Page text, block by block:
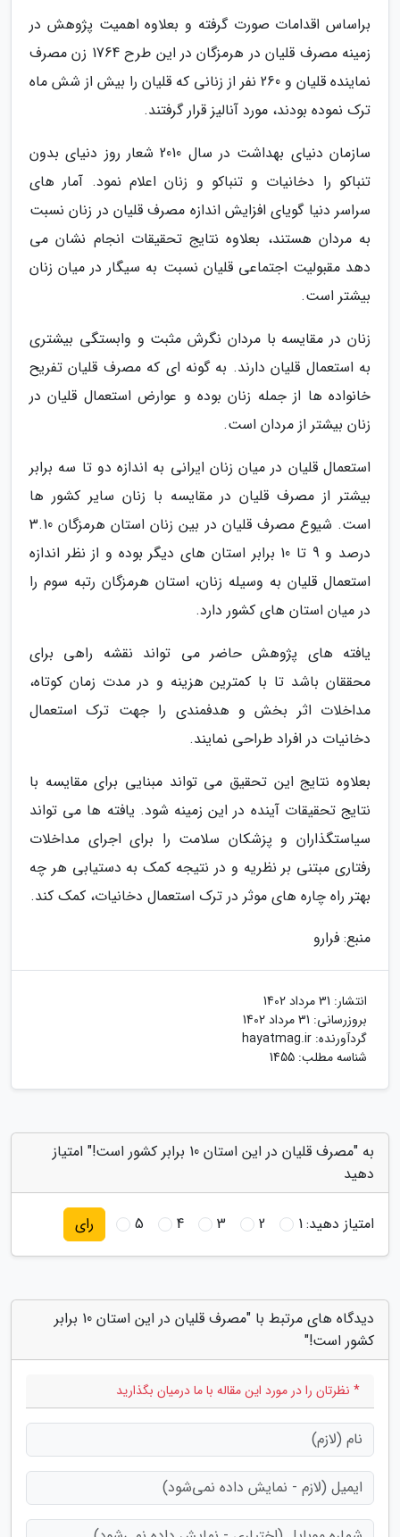
براساس اقدامات صورت گرفته و بعلاوه اهمیت پژوهش در
زمینه مصرف قلیان در هرمزگان در این طرح 1764 زن مصرف
نماینده قلیان و 260 نفر از زنانی که قلیان را بیش از شش ماه
ترک نموده بودند، مورد آنالیز قرار گرفتند.
سازمان دنیای بهداشت در سال 2010 شعار روز دنیای بدون
تنباکو را دخانیات و تنباکو و زنان اعلام نمود. آمار های
سراسر دنیا گویای افزایش اندازه مصرف قلیان در زنان نسبت
به مردان هستند، بعلاوه نتایج تحقیقات انجام نشان می
دهد مقبولیت اجتماعی قلیان نسبت به سیگار در میان زنان
بیشتر است.
زنان در مقایسه با مردان نگرش مثبت و وابستگی بیشتری
به استعمال قلیان دارند. به گونه ای که مصرف قلیان تفریح
خانواده ها از جمله زنان بوده و عوارض استعمال قلیان در
زنان بیشتر از مردان است.
استعمال قلیان در میان زنان ایرانی به اندازه دو تا سه برابر
بیشتر از مصرف قلیان در مقایسه با زنان سایر کشور ها
است. شیوع مصرف قلیان در بین زنان استان هرمزگان 3.10
درصد و 9 تا 10 برابر استان های دیگر بوده و از نظر اندازه
استعمال قلیان به وسیله زنان، استان هرمزگان رتبه سوم را
در میان استان های کشور دارد.
یافته های پژوهش حاضر می تواند نقشه راهی برای
محققان باشد تا با کمترین هزینه و در مدت زمان کوتاه،
مداخلات اثر بخش و هدفمندی را جهت ترک استعمال
دخانیات در افراد طراحی نمایند.
بعلاوه نتایج این تحقیق می تواند مبنایی برای مقایسه با
نتایج تحقیقات آینده در این زمینه شود. یافته ها می تواند
سیاستگذاران و پزشکان سلامت را برای اجرای مداخلات
رفتاری مبتنی بر نظریه و در نتیجه کمک به دستیابی هر چه
بهتر راه چاره های موثر در ترک استعمال دخانیات، کمک کند.
منبع: فرارو
انتشار: 31 مرداد 1402
بروزرسانی: 31 مرداد 1402
گردآورنده: hayatmag.ir
شناسه مطلب: 1455
به "مصرف قلیان در این استان 10 برابر کشور است!" امتیاز
دهید
امتیاز دهید:1
2
3
4
5 رای
دیدگاه های مرتبط با "مصرف قلیان در این استان 10 برابر
کشور است!"
* نظرتان را در مورد این مقاله با ما درمیان بگذارید